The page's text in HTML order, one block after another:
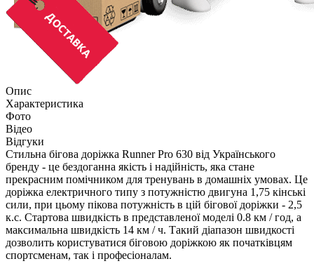
Опис
Характеристика
Фото
Відео
Відгуки
Стильна бігова доріжка Runner Pro 630 від Українського
бренду - це бездоганна якість і надійність, яка стане
прекрасним помічником для тренувань в домашніх умовах. Це
доріжка електричного типу з потужністю двигуна 1,75 кінські
сили, при цьому пікова потужність в цій бігової доріжки - 2,5
к.с. Стартова швидкість в представленої моделі 0.8 км / год, а
максимальна швидкість 14 км / ч. Такий діапазон швидкості
дозволить користуватися біговою доріжкою як початківцям
спортсменам, так і професіоналам.